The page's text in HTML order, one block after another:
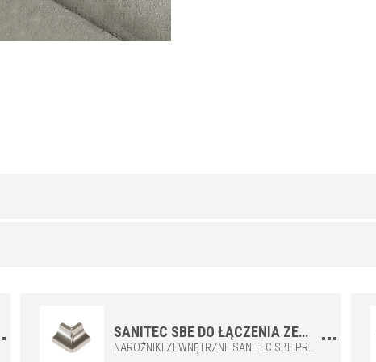
12,5/12,5
8/10
SANITEC SBE DO ŁĄCZENIA ZEWNĘTRZNYCH NAROŻNIKÓW PROFILU STALOWEGO SANITEC SB